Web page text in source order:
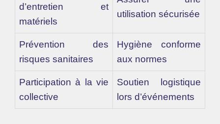
d’entretien et
matériels
utilisation sécurisée
Prévention des
risques sanitaires
Hygiène conforme
aux normes
Participation à la vie
collective
Soutien logistique
lors d’événements